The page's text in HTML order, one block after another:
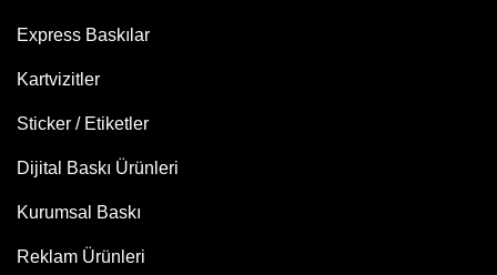
Express Baskılar
Kartvizitler
Sticker / Etiketler
Dijital Baskı Ürünleri
Kurumsal Baskı
Reklam Ürünleri